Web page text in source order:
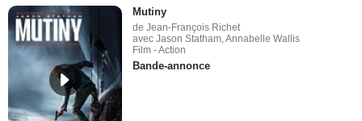
Mutiny
de Jean-François Richet
avec Jason Statham, Annabelle Wallis
Film - Action
Bande-annonce